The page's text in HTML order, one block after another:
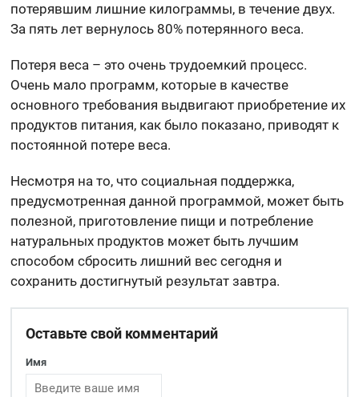
потерявшим лишние килограммы, в течение двух.
За пять лет вернулось 80% потерянного веса.
Потеря веса – это очень трудоемкий процесс.
Очень мало программ, которые в качестве
основного требования выдвигают приобретение их
продуктов питания, как было показано, приводят к
постоянной потере веса.
Несмотря на то, что социальная поддержка,
предусмотренная данной программой, может быть
полезной, приготовление пищи и потребление
натуральных продуктов может быть лучшим
способом сбросить лишний вес сегодня и
сохранить достигнутый результат завтра.
Оставьте свой комментарий
Имя